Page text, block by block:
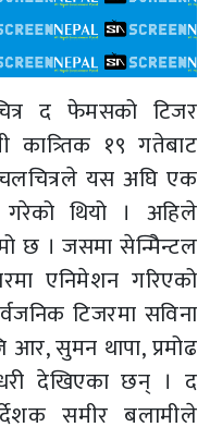
द फेमसको टिजर
१९ गतेबाट
चलचित्रले यस अघि एक
थियो । अहिले
छ । जसमा सेन्मिेन्टल
एनिमेशन गरिएको
टिजरमा सविना
आर, सुमन थापा, प्रमोढ
देखिएका छन् । द
समीर बलामीले